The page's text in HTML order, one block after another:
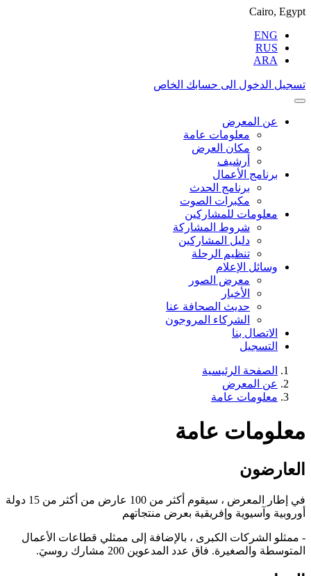
Cairo, Egypt
ENG
RUS
ARA
تسجيل الدخول الى حسابك الخاص
عن المعرض
معلومات عامة
مكان العرض
أرشيف
برنامج الأعمال
برنامج الحدث
مكبرات الصوت
معلومات للمشاركين
شروط المشاركة
دليل المشاركين
تنظيم الرحلة
وسائل الإعلام
معرض الصور
الأخبار
حديث الصحافة عنا
الشركاء المروجون
الاتصال بنا
التسجيل
الصفحة الرئيسية
عن المعرض
معلومات عامة
معلومات عامة
العارضون
في إطار المعرض ، سيقوم أكثر من 100 عارض من أكثر من 15 دولة
أوروبية وآسيوية وإفريقية بعرض منتجاتهم
- ممثلو الشركات الكبرى ، بالإضافة إلى ممثلي قطاعات الأعمال
المتوسطة والصغيرة. فاق عدد المدعوين 200 مشارك روسيَ.